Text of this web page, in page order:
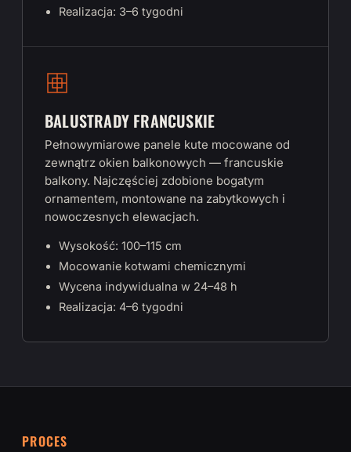
Realizacja: 3–6 tygodni
BALUSTRADY FRANCUSKIE
Pełnowymiarowe panele kute mocowane od
zewnątrz okien balkonowych — francuskie
balkony. Najczęściej zdobione bogatym
ornamentem, montowane na zabytkowych i
nowoczesnych elewacjach.
Wysokość: 100–115 cm
Mocowanie kotwami chemicznymi
Wycena indywidualna w 24–48 h
Realizacja: 4–6 tygodni
PROCES